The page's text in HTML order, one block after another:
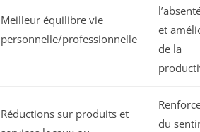
Meilleur équilibre vie
personnelle/professionnelle
et
de la
Réductions sur produits et
du